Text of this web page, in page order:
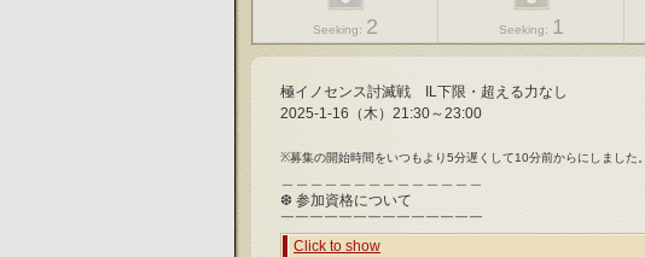
Seeking: 2 Seeking: 1
極イノセンス討滅戦　IL下限・超える力なし
2025-1-16（木）21:30～23:00
※募集の開始時間をいつもより5分遅くして10分前からにしました。
❆ 参加資格について
￣￣￣￣￣￣￣￣￣￣￣￣￣￣
Click to show